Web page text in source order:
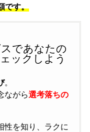
です。
であなたの
ックしよう
。
ながら選考落ちの
性を知り、ラクに